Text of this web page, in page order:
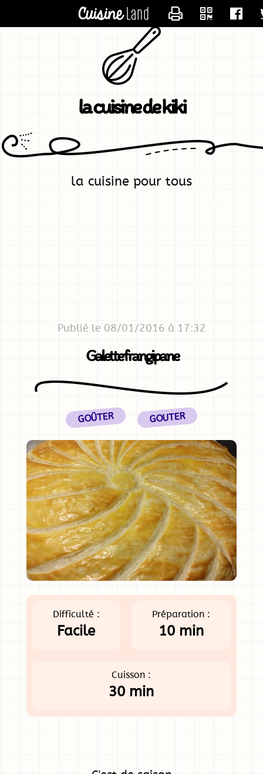
la cuisine de kiki
la cuisine pour tous
Publié le 08/01/2016 à 17:32
Galette frangipane
GOÛTER GOUTER
Difficulté :
Facile
Préparation :
10 min
Cuisson :
30 min
CONTACTER